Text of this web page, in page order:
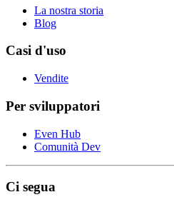
La nostra storia
Blog
Casi d'uso
Vendite
Per sviluppatori
Even Hub
Comunità Dev
Ci segua